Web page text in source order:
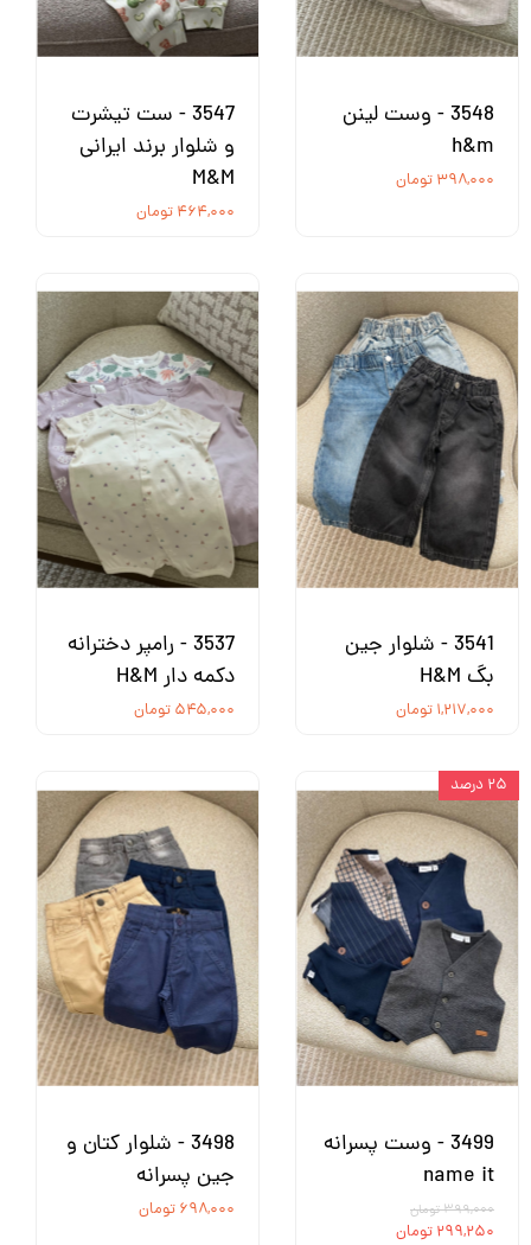
3548 - وست لینن
h&m
۳۹۸,۰۰۰ تومان
3547 - ست تیشرت
و شلوار برند ایرانی
M&M
۴۶۴,۰۰۰ تومان
3541 - شلوار جین
بگ H&M
۱,۲۱۷,۰۰۰ تومان
3537 - رامپر دخترانه
دکمه دار H&M
۵۴۵,۰۰۰ تومان
3499 - وست پسرانه
name it
۳۹۹,۰۰۰ تومان
۲۹۹,۲۵۰ تومان
۲۵ درصد
3498 - شلوار کتان و
جین پسرانه
۶۹۸,۰۰۰ تومان